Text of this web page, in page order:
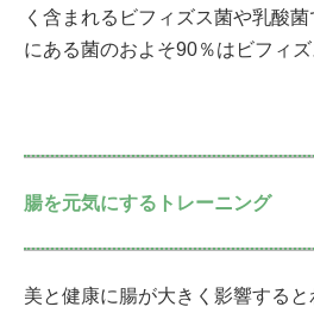
く含まれるビフィズス菌や乳酸
にある菌のおよそ90％はビフィズ
腸を元気にするトレーニング
美と健康に腸が大きく影響する